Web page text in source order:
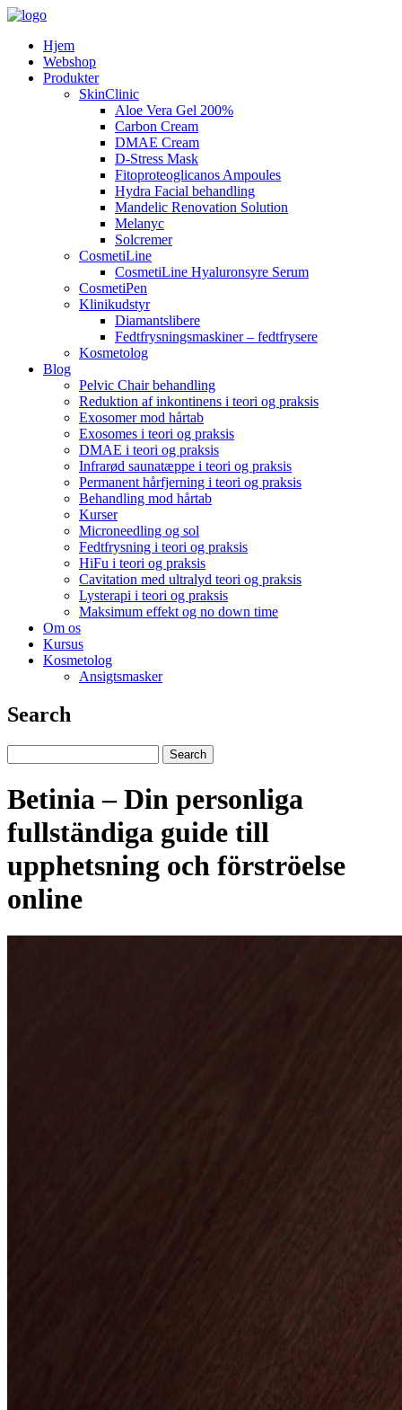
Hjem
Webshop
Produkter
SkinClinic
Aloe Vera Gel 200%
Carbon Cream
DMAE Cream
D-Stress Mask
Fitoproteoglicanos Ampoules
Hydra Facial behandling
Mandelic Renovation Solution
Melanyc
Solcremer
CosmetiLine
CosmetiLine Hyaluronsyre Serum
CosmetiPen
Klinikudstyr
Diamantslibere
Fedtfrysningsmaskiner – fedtfrysere
Kosmetolog
Blog
Pelvic Chair behandling
Reduktion af inkontinens i teori og praksis
Exosomer mod hårtab
Exosomes i teori og praksis
DMAE i teori og praksis
Infrarød saunatæppe i teori og praksis
Permanent hårfjerning i teori og praksis
Behandling mod hårtab
Kurser
Microneedling og sol
Fedtfrysning i teori og praksis
HiFu i teori og praksis
Cavitation med ultralyd teori og praksis
Lysterapi i teori og praksis
Maksimum effekt og no down time
Om os
Kursus
Kosmetolog
Ansigtsmasker
Search
Betinia – Din personliga
fullständiga guide till
upphetsning och förströelse
online